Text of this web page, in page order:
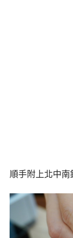
順手附上北中南